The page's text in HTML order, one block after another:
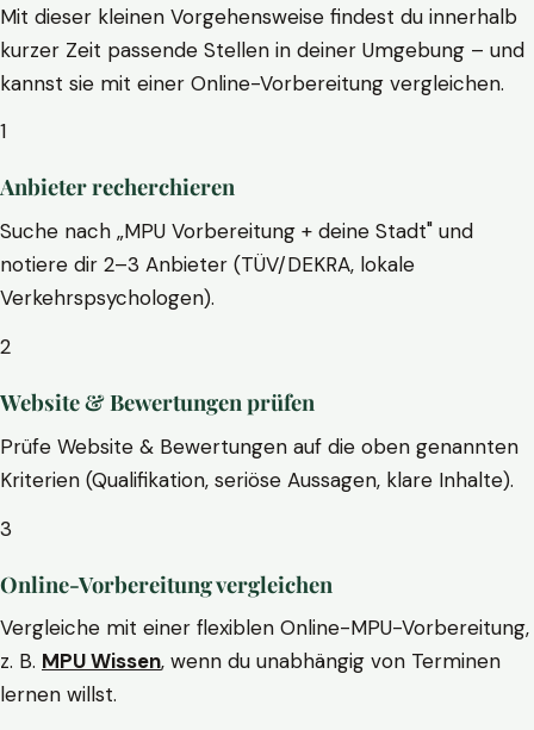
Mit dieser kleinen Vorgehensweise findest du innerhalb
kurzer Zeit passende Stellen in deiner Umgebung – und
kannst sie mit einer Online-Vorbereitung vergleichen.
1
Anbieter recherchieren
Suche nach „MPU Vorbereitung + deine Stadt" und
notiere dir 2–3 Anbieter (TÜV/DEKRA, lokale
Verkehrspsychologen).
2
Website & Bewertungen prüfen
Prüfe Website & Bewertungen auf die oben genannten
Kriterien (Qualifikation, seriöse Aussagen, klare Inhalte).
3
Online-Vorbereitung vergleichen
Vergleiche mit einer flexiblen Online-MPU-Vorbereitung,
z. B. MPU Wissen, wenn du unabhängig von Terminen
lernen willst.